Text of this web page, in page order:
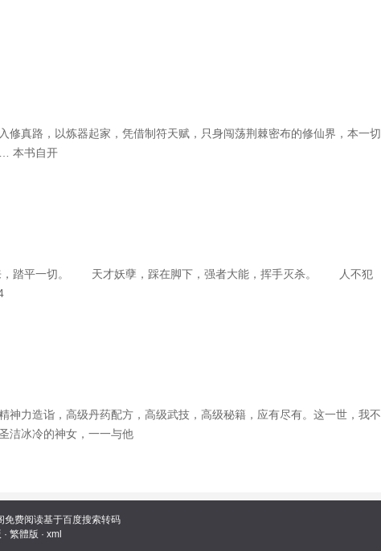
修真路，以炼器起家，凭借制符天赋，只身闯荡荆棘密布的修仙界，本一切
本书自开
，踏平一切。 天才妖孽，踩在脚下，强者大能，挥手灭杀。 人不犯
神力造诣，高级丹药配方，高级武技，高级秘籍，应有尽有。这一世，我不
洁冰冷的神女，一一与他
免费阅读基于百度搜索转码
· 繁體版 · xml